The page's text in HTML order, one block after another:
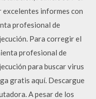
excelentes informes con
profesional de
Para corregir el
profesional de
para buscar virus
gratis aquí. Descargue
A pesar de los